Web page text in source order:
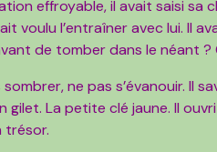
effroyable, il avait saisi sa
voulu l’entraîner avec lui. Il
de tomber dans le néant ?
ne pas s’évanouir. Il
gilet. La petite clé jaune. Il
trésor.